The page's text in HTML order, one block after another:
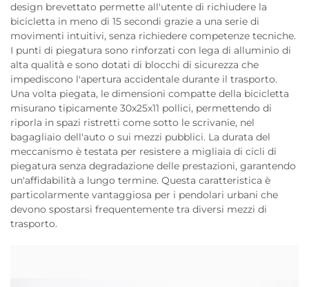
design brevettato permette all'utente di richiudere la
bicicletta in meno di 15 secondi grazie a una serie di
movimenti intuitivi, senza richiedere competenze tecniche.
I punti di piegatura sono rinforzati con lega di alluminio di
alta qualità e sono dotati di blocchi di sicurezza che
impediscono l'apertura accidentale durante il trasporto.
Una volta piegata, le dimensioni compatte della bicicletta
misurano tipicamente 30x25x11 pollici, permettendo di
riporla in spazi ristretti come sotto le scrivanie, nel
bagagliaio dell'auto o sui mezzi pubblici. La durata del
meccanismo è testata per resistere a migliaia di cicli di
piegatura senza degradazione delle prestazioni, garantendo
un'affidabilità a lungo termine. Questa caratteristica è
particolarmente vantaggiosa per i pendolari urbani che
devono spostarsi frequentemente tra diversi mezzi di
trasporto.